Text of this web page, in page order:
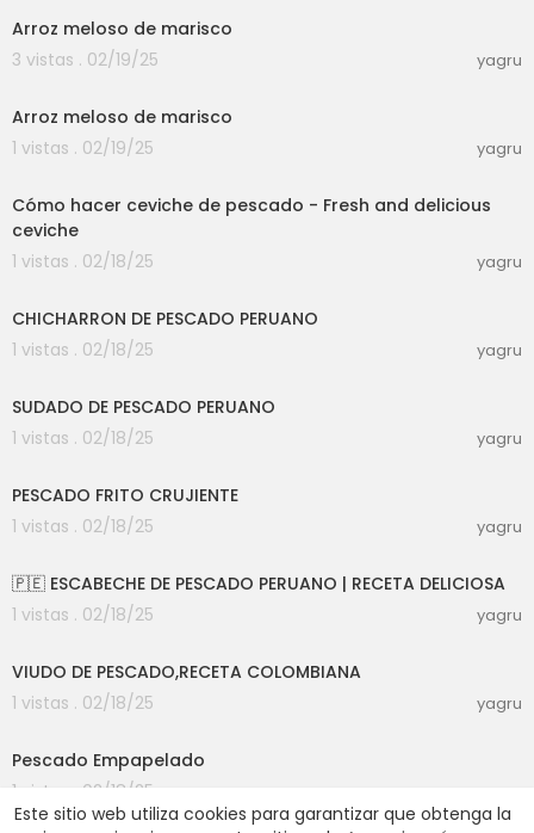
Este sitio web utiliza cookies para garantizar que obtenga la
Arroz meloso de marisco
3 vistas . 02/19/25
yagru
Arroz meloso de marisco
1 vistas . 02/19/25
yagru
Cómo hacer ceviche de pescado - Fresh and delicious
ceviche
1 vistas . 02/18/25
yagru
CHICHARRON DE PESCADO PERUANO
1 vistas . 02/18/25
yagru
SUDADO DE PESCADO PERUANO
1 vistas . 02/18/25
yagru
PESCADO FRITO CRUJIENTE
1 vistas . 02/18/25
yagru
🇵🇪 ESCABECHE DE PESCADO PERUANO | RECETA DELICIOSA
1 vistas . 02/18/25
yagru
VIUDO DE PESCADO,RECETA COLOMBIANA
1 vistas . 02/18/25
yagru
Pescado Empapelado
1 vistas . 02/18/25